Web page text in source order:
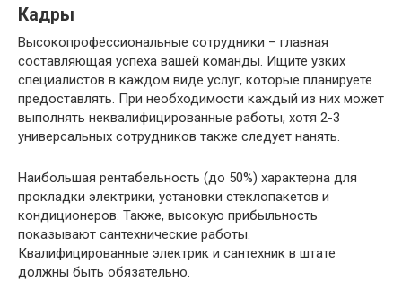
Кадры
Высокопрофессиональные сотрудники – главная
составляющая успеха вашей команды. Ищите узких
специалистов в каждом виде услуг, которые планируете
предоставлять. При необходимости каждый из них может
выполнять неквалифицированные работы, хотя 2-3
универсальных сотрудников также следует нанять.
Наибольшая рентабельность (до 50%) характерна для
прокладки электрики, установки стеклопакетов и
кондиционеров. Также, высокую прибыльность
показывают сантехнические работы.
Квалифицированные электрик и сантехник в штате
должны быть обязательно.